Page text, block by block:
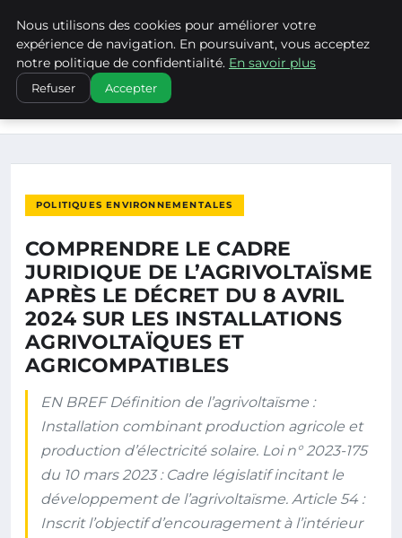
CLIMATECHANGENEBRASKA
ACCUEIL
POLITIQUES ENVIRONNEMENTALES
COMPRENDRE LE CADRE JURIDIQUE DE L’AGRIVOLTAÏSME
POLITIQUES ENVIRONNEMENTALES
COMPRENDRE LE CADRE
JURIDIQUE DE L’AGRIVOLTAÏSME
APRÈS LE DÉCRET DU 8 AVRIL
2024 SUR LES INSTALLATIONS
AGRIVOLTAÏQUES ET
AGRICOMPATIBLES
EN BREF Définition de l’agrivoltaïsme :
Installation combinant production agricole et
production d’électricité solaire. Loi n° 2023-175
du 10 mars 2023 : Cadre législatif incitant le
développement de l’agrivoltaïsme. Article 54 :
Inscrit l’objectif d’encouragement à l’intérieur
Nous utilisons des cookies pour améliorer votre
expérience de navigation. En poursuivant, vous acceptez
notre politique de confidentialité. En savoir plus
Refuser Accepter